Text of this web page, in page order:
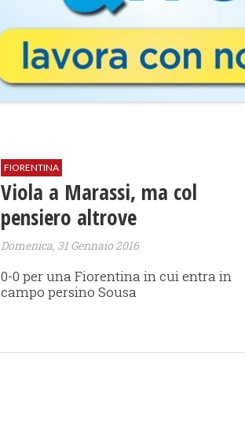
FIORENTINA
Viola a Marassi, ma col
pensiero altrove
Domenica, 31 Gennaio 2016
0-0 per una Fiorentina in cui entra in
campo persino Sousa